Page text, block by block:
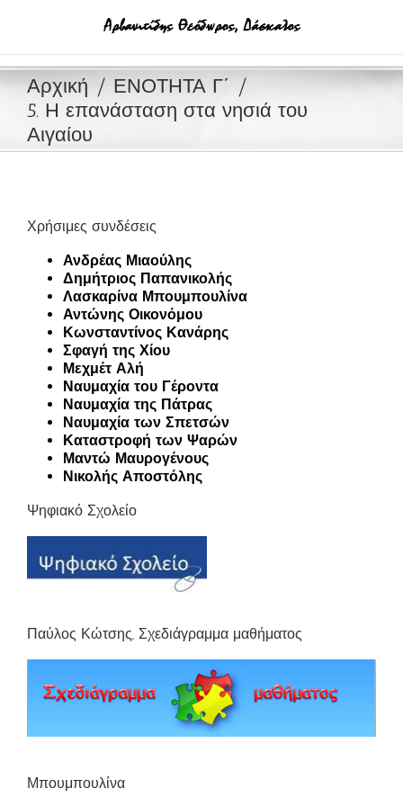
Αρχική
ΕΝΟΤΗΤΑ Γ΄
5. Η επανάσταση στα νησιά του
Αιγαίου
Χρήσιμες συνδέσεις
Ανδρέας Μιαούλης
Δημήτριος Παπανικολής
Λασκαρίνα Μπουμπουλίνα
Αντώνης Οικονόμου
Κωνσταντίνος Κανάρης
Σφαγή της Χίου
Μεχμέτ Αλή
Ναυμαχία του Γέροντα
Ναυμαχία της Πάτρας
Ναυμαχία των Σπετσών
Καταστροφή των Ψαρών
Μαντώ Μαυρογένους
Νικολής Αποστόλης
Ψηφιακό Σχολείο
Παύλος Κώτσης, Σχεδιάγραμμα μαθήματος
Μπουμπουλίνα